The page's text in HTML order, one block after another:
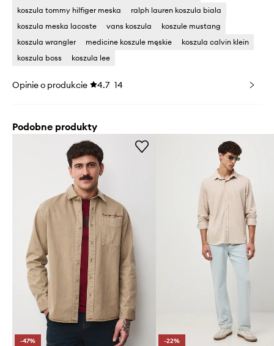
koszula tommy hilfiger meska
ralph lauren koszula biala
koszula meska lacoste
vans koszula
koszule mustang
koszula wrangler
medicine koszule męskie
koszula calvin klein
koszula boss
koszula lee
Opinie o produkcie 4.7 14
Podobne produkty
-47% -22%